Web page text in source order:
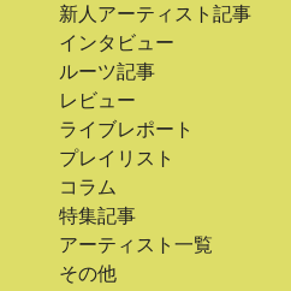
新人アーティスト記事
インタビュー
ルーツ記事
レビュー
ライブレポート
プレイリスト
コラム
特集記事
アーティスト一覧
その他